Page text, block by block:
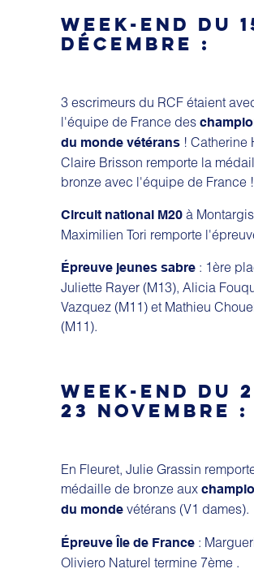
WEEK-END DU
DÉCEMBRE :
3 escrimeurs du RCF étaient
l'équipe de France des
du monde vétérans! Catherine
Claire Brisson remporte la
bronze avec l'équipe de France !
Circuit national M20à Montargis,
Maximilien Tori remporte
Épreuve jeunes sabre: 1ère
Juliette Rayer (M13), Alicia
Vazquez (M11) et Mathieu
(M11).
WEEK-END DU
23 NOVEMBRE :
En Fleuret, Julie Grassin
médaille de bronze aux
du mondevétérans (V1 dames).
Épreuve Île de France:
Oliviero Naturel termine 7ème .